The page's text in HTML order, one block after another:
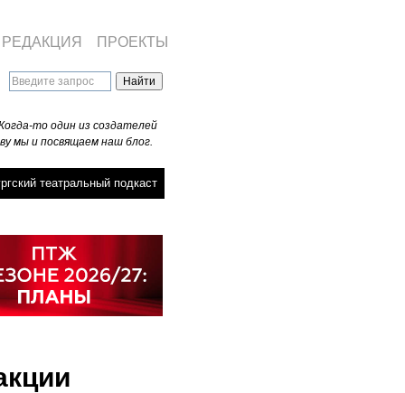
то один из создателей
мы и посвящаем наш блог.
театральный подкаст
РЕДАКЦИЯ ПРОЕКТЫ